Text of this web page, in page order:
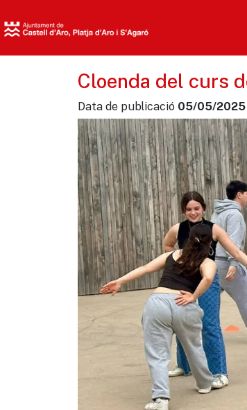
Cloenda del curs
Data de publicació 05/05/2025